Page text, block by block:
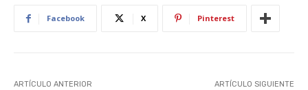
Facebook X Pinterest
ARTÍCULO ANTERIOR ARTÍCULO SIGUIENTE